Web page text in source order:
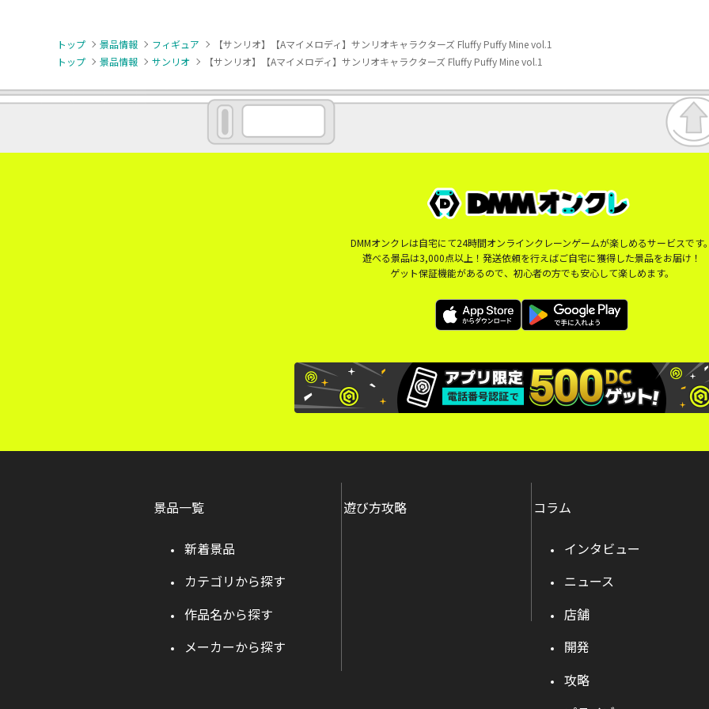
トップ 景品情報 フィギュア
【サンリオ】【Aマイメロディ】サンリオキャラクターズ Fluffy Puffy Mine vol.1
トップ
景品情報 サンリオ 【サンリオ】【Aマイメロディ】サンリオキャラクターズ Fluffy Puffy Mine vol.1
DMMオンクレは自宅にて24時間オンラインクレーンゲームが楽しめるサービスです
遊べる景品は3,000点以上！発送依頼を行えばご自宅に獲得した景品をお届け！
ゲット保証機能があるので、初心者の方でも安心して楽しめます。
景品一覧
新着景品
カテゴリから探す
作品名から探す
メーカーから探す
遊び方攻略 コラム
インタビュー
ニュース
店舗
開発
攻略